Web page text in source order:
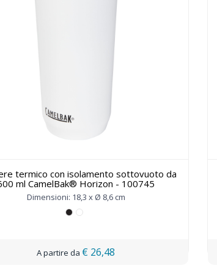
termico con isolamento sottovuoto da
ml CamelBak® Horizon - 100745
Dimensioni: 18,3 x Ø 8,6 cm
€ 26,48